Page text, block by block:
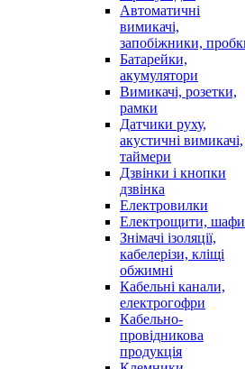
Автоматичні
вимикачі,
запобіжники,
Батарейки,
акумулятори
Вимикачі, розетки,
рамки
Датчики руху,
акустичні вимикачі,
таймери
Дзвінки і кнопки
дзвінка
Електровилки
Електрощити, шафи
Знімачі ізоляції,
кабелерізи, кліщі
обжимні
Кабельні канали,
електрогофри
Кабельно-
провідникова
продукція